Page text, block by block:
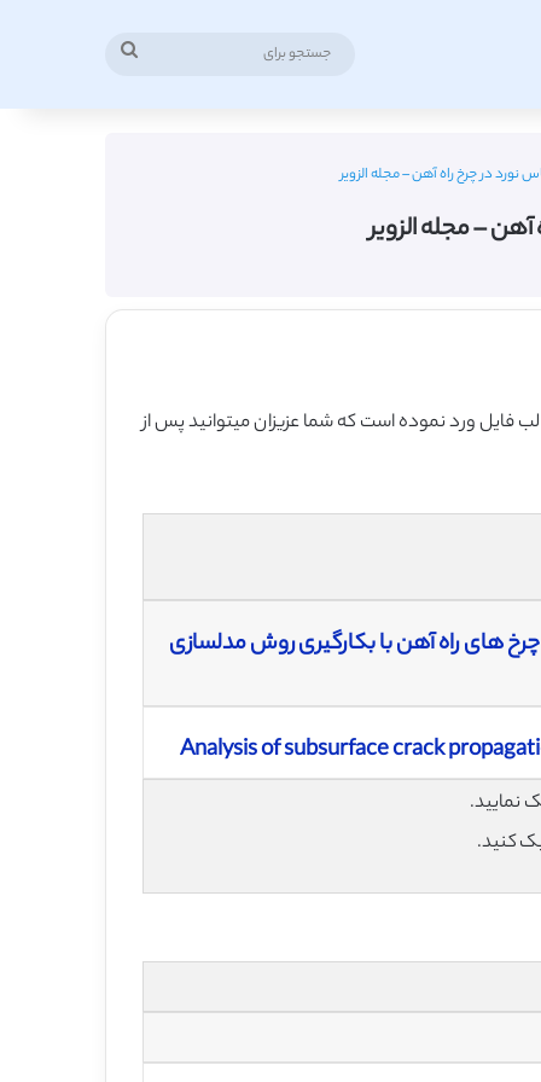
نورد در چرخ راه آهن – مجله الزویر
– مجله الزویر
فایل ورد نموده است که شما عزیزان میتوانید پس از
های راه‌ آهن با بکارگیری روش مدلسازی
Analysis of subsurface crack
کنید.